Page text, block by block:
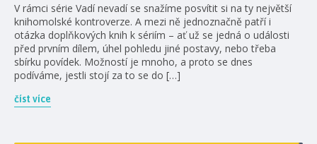
V rámci série Vadí nevadí se snažíme posvítit si na ty největší
knihomolské kontroverze. A mezi ně jednoznačně patří i
otázka doplňkových knih k sériím – ať už se jedná o události
před prvním dílem, úhel pohledu jiné postavy, nebo třeba
sbírku povídek. Možností je mnoho, a proto se dnes
podíváme, jestli stojí za to se do […]
číst více